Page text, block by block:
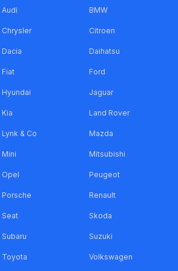
Audi BMW
Chrysler Citroen
Dacia Daihatsu
Fiat Ford
Hyundai Jaguar
Kia Land Rover
Lynk & Co Mazda
Mini Mitsubishi
Opel Peugeot
Porsche Renault
Seat Skoda
Subaru Suzuki
Toyota Volkswagen